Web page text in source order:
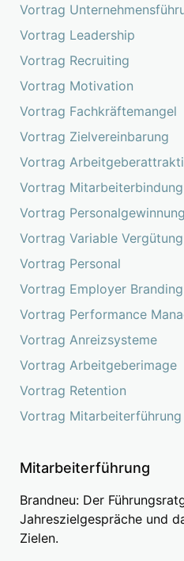
Vortrag
Vortrag Leadership
Vortrag Recruiting
Vortrag Motivation
Vortrag Fachkräftemangel
Vortrag Zielvereinbarung
Vortrag
Vortrag Mitarbeiterbindung
Vortrag Personalgewinnung
Vortrag Variable Vergütung
Vortrag Personal
Vortrag Employer Branding
Vortrag Performance
Vortrag Anreizsysteme
Vortrag Arbeitgeberimage
Vortrag Retention
Vortrag Mitarbeiterführung
Mitarbeiterführung
Brandneu: Der
Jahreszielgespräche und
Zielen.